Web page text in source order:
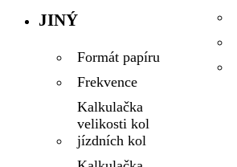
JINÝ
Formát papíru
Frekvence
Kalkulačka
velikosti kol
jízdních kol